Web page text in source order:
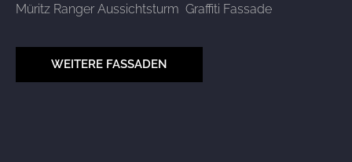
Müritz Ranger Aussichtsturm Graffiti Fassade
WEITERE FASSADEN